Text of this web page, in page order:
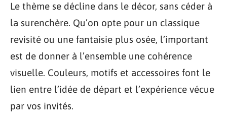
Le thème se décline dans le décor, sans céder à
la surenchère. Qu’on opte pour un classique
revisité ou une fantaisie plus osée, l’important
est de donner à l’ensemble une cohérence
visuelle. Couleurs, motifs et accessoires font le
lien entre l’idée de départ et l’expérience vécue
par vos invités.